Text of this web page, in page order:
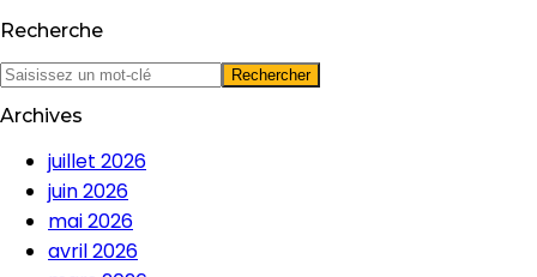
Recherche
Archives
juillet 2026
juin 2026
mai 2026
avril 2026